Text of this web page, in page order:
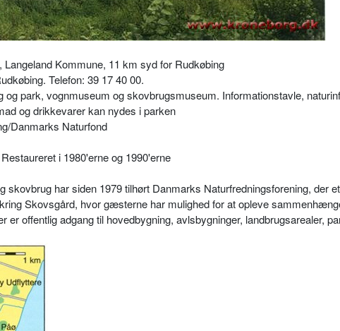
Langeland Kommune, 11 km syd for Rudkøbing
Telefon: 39 17 40 00.
og park, vognmuseum og skovbrugsmuseum. Informationstavle,
og drikkevarer kan nydes i parken
Danmarks Naturfond
i 1980'erne og 1990'erne
skovbrug har siden 1979 tilhørt Danmarks Naturfredningsforening, der
Skovsgård, hvor gæsterne har mulighed for at opleve
er offentlig adgang til hovedbygning, avlsbygninger, landbrugsarealer,